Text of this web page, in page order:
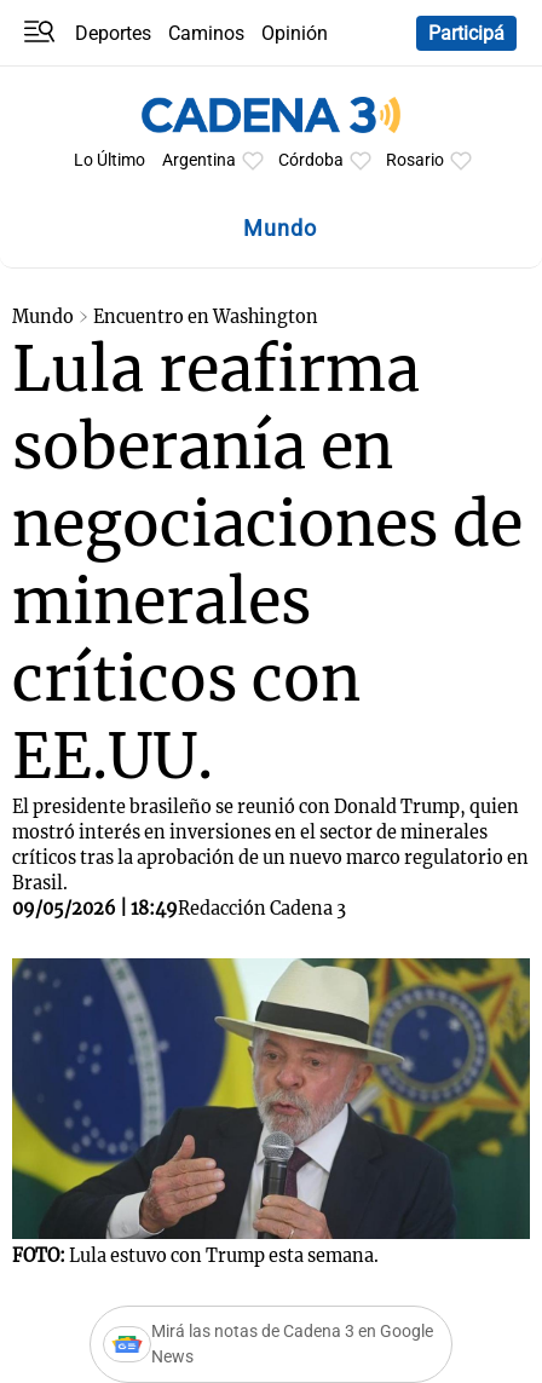
Deportes Caminos
Opinión
Participá
Lo Último Argentina Córdoba Rosario
Mundo
Mundo Encuentro en Washington
Lula reafirma
soberanía en
negociaciones de
minerales
críticos con
EE.UU.
El presidente brasileño se reunió con Donald Trump, quien
mostró interés en inversiones en el sector de minerales
críticos tras la aprobación de un nuevo marco regulatorio en
Brasil.
09/05/2026 | 18:49Redacción Cadena 3
FOTO: Lula estuvo con Trump esta semana.
Mirá las notas de Cadena 3 en Google
News
Notas
Mundial 2026
La Sole en